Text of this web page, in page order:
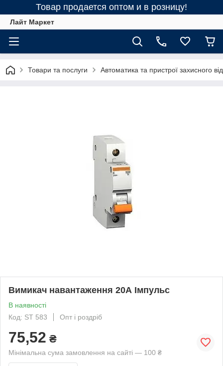
Товар продается оптом и в розницу!
Лайт Маркет
Товари та послуги Автоматика та пристрої захисного
Вимикач навантаження 20А Імпульс
В наявності
Код: ST 583
Опт і роздріб
75,52 ₴
Мінімальна сума замовлення на сайті — 100 ₴